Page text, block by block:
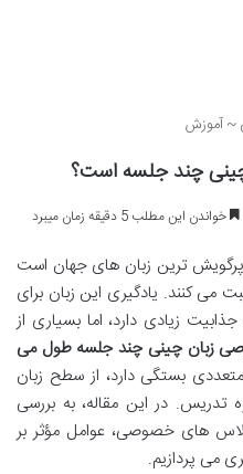
~آموزش
چند جلسه است؟
خواندن این مطلب 5 دقیقه زمان میبرد
پرگویش ترین زبان های جهان است
می کنند. یادگیری این زبان برای
زیادی دارد، اما بسیاری از
زبان چینی چند جلسه طول می
بستگی دارد، از سطح زبان
تدریس. در این مقاله، به بررسی
های خصوصی، عوامل مؤثر بر
می پردازیم.